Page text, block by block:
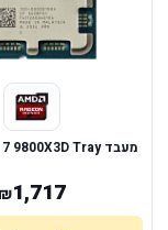
מעבד AMD Ryzen 7 9800X3D Tray
1,717